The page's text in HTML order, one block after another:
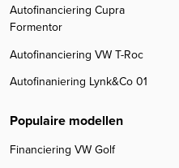
Autofinanciering Cupra
Formentor
Autofinanciering VW T-Roc
Autofinaniering Lynk&Co 01
Populaire modellen
Financiering VW Golf